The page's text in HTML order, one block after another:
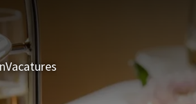
Vacatures Brasserie Kroost